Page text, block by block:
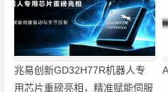
兆易创新GD32H77R机器人专
用芯片重磅亮相，精准赋能伺服